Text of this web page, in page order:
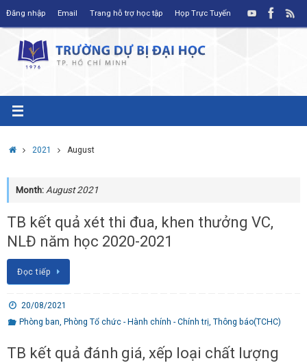
Đăng nhập Email Trang hỗ trợ học tập Họp Trực Tuyến
Home2021 August
Month: August 2021
TB kết quả xét thi đua, khen thưởng VC,
NLĐ năm học 2020-2021
Đọc tiếp
20/08/2021
Phòng ban, Phòng Tổ chức - Hành chính - Chính trị, Thông báo(TCHC)
TB kết quả đánh giá, xếp loại chất lượng